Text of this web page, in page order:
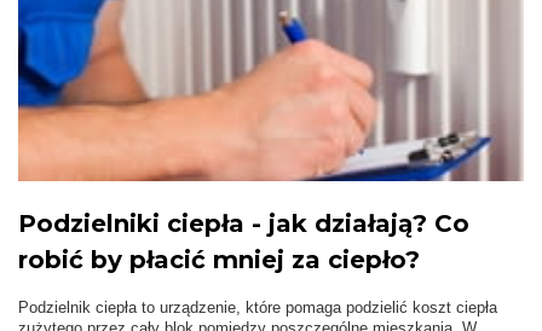
Podzielniki ciepła - jak działają? Co
robić by płacić mniej za ciepło?
Podzielnik ciepła to urządzenie, które pomaga podzielić koszt ciepła